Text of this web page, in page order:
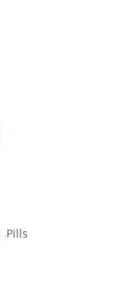
Pills